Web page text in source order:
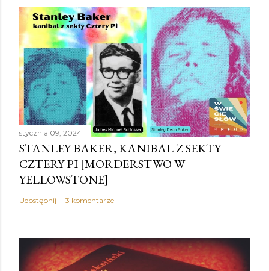
stycznia 09, 2024
STANLEY BAKER, KANIBAL Z SEKTY
CZTERY PI [MORDERSTWO W
YELLOWSTONE]
Udostępnij 3 komentarze